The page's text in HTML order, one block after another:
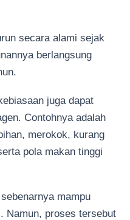
secara alami sejak
berlangsung
juga dapat
Contohnya adalah
merokok, kurang
pola makan tinggi
mampu
Namun, proses tersebut